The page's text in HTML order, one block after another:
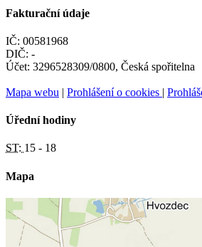
Fakturační údaje
IČ: 00581968
DIČ: -
Účet: 3296528309/0800, Česká spořitelna
Mapa webu | Prohlášení o cookies |
Úřední hodiny
ST: 15 - 18
Mapa